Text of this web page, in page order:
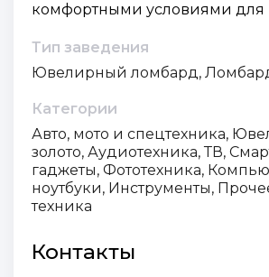
комфортными условиями для
Тип заведения
Ювелирный ломбард,
Категории
Авто, мото и спецтехника,
золото, Аудиотехника, ТВ,
гаджеты, Фототехника,
ноутбуки, Инструменты,
техника
Контакты